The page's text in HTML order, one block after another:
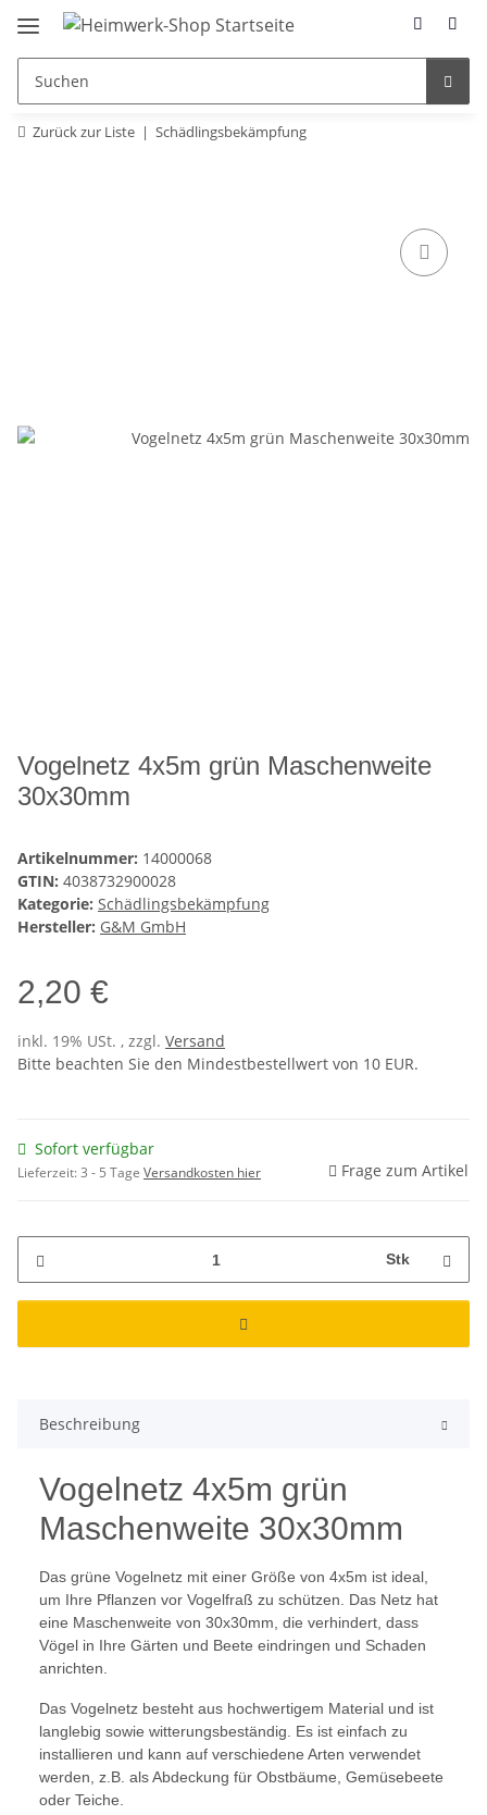
Zurück zur Liste Schädlingsbekämpfung
Vogelnetz 4x5m grün Maschenweite
30x30mm
Artikelnummer: 14000068
GTIN: 4038732900028
Kategorie: Schädlingsbekämpfung
Hersteller: G&M GmbH
2,20 €
inkl. 19% USt. , zzgl. Versand
Bitte beachten Sie den Mindestbestellwert von 10 EUR.
Sofort verfügbar
Lieferzeit:3 - 5 Tage Versandkosten hier Frage zum Artikel
Stk
Beschreibung
Vogelnetz 4x5m grün
Maschenweite 30x30mm
Das grüne Vogelnetz mit einer Größe von 4x5m ist ideal,
um Ihre Pflanzen vor Vogelfraß zu schützen. Das Netz hat
eine Maschenweite von 30x30mm, die verhindert, dass
Vögel in Ihre Gärten und Beete eindringen und Schaden
anrichten.
Das Vogelnetz besteht aus hochwertigem Material und ist
langlebig sowie witterungsbeständig. Es ist einfach zu
installieren und kann auf verschiedene Arten verwendet
werden, z.B. als Abdeckung für Obstbäume, Gemüsebeete
oder Teiche.